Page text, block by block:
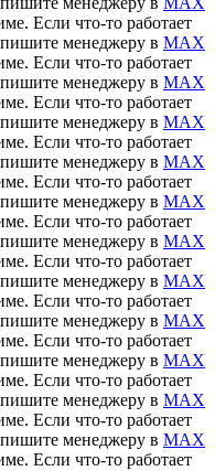
Если что-то работает
менеджеру в MAX
Если что-то работает
менеджеру в MAX
Если что-то работает
менеджеру в MAX
Если что-то работает
менеджеру в MAX
Если что-то работает
менеджеру в MAX
Если что-то работает
менеджеру в MAX
Если что-то работает
менеджеру в MAX
Если что-то работает
менеджеру в MAX
Если что-то работает
менеджеру в MAX
Если что-то работает
менеджеру в MAX
Если что-то работает
менеджеру в MAX
Если что-то работает